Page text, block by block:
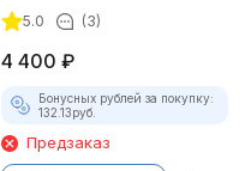
5.0 (3)
4 400 ₽
Бонусных рублей за покупку:
132.13руб.
Предзаказ